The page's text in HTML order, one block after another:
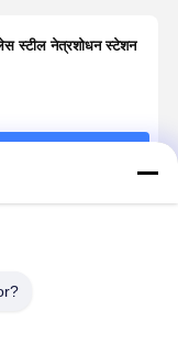
स्टील नेत्रशोधन स्टेशन